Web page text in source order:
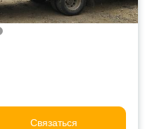
Связаться